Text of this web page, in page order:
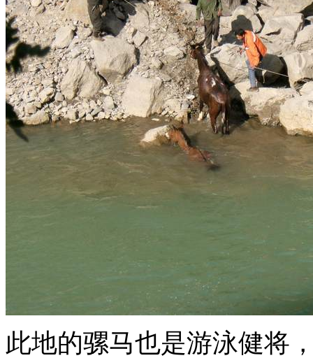
此地的骡马也是游泳健将